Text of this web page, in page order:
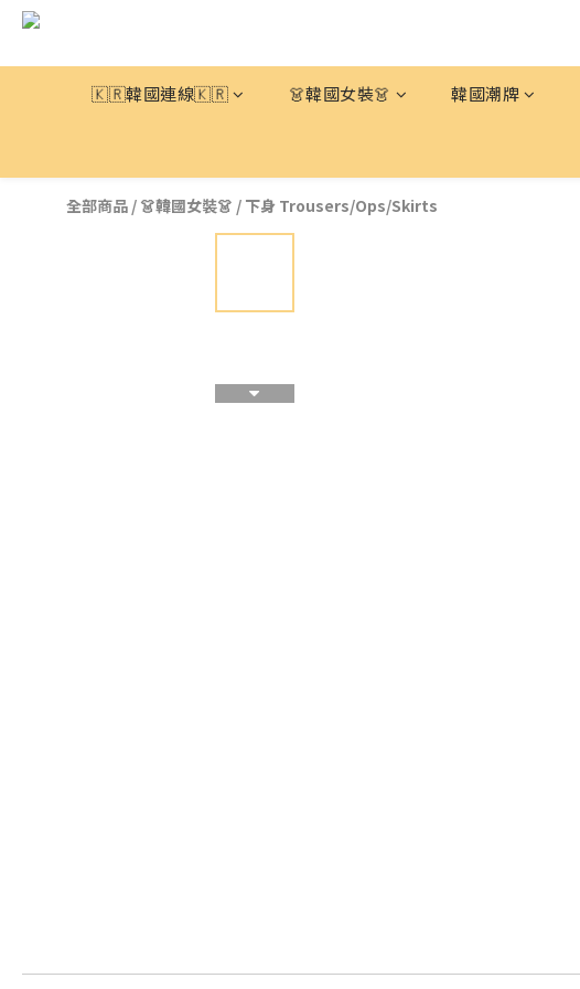
🇰🇷韓國連線🇰🇷 👗韓國女裝👗 韓國潮牌
全部商品 / 👗韓國女裝👗 / 下身 Trousers/Ops/Skirts